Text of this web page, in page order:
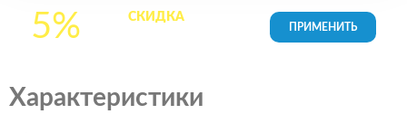
5% СКИДКАна все
Характеристики